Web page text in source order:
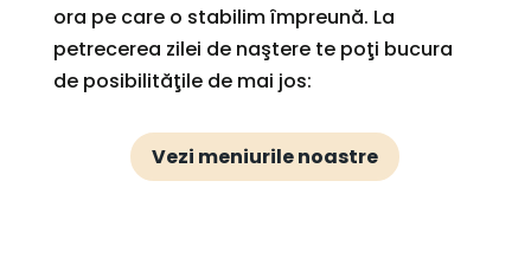
ora pe care o stabilim împreună. La
petrecerea zilei de naştere te poţi bucura
de posibilităţile de mai jos:
Vezi meniurile noastre